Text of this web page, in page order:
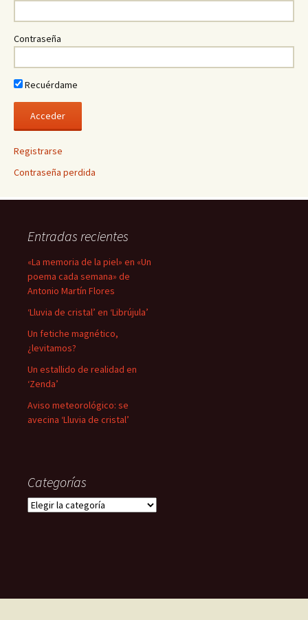
Contraseña
Recuérdame
Registrarse
Contraseña perdida
Entradas recientes
«La memoria de la piel» en «Un
poema cada semana» de
Antonio Martín Flores
‘Lluvia de cristal’ en ‘Librújula’
Un fetiche magnético,
¿levitamos?
Un estallido de realidad en
‘Zenda’
Aviso meteorológico: se
avecina ‘Lluvia de cristal’
Categorías
Categorías